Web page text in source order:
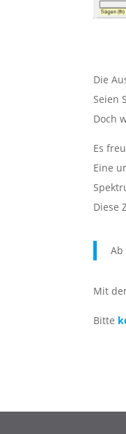
Die
Seien
Doch
Es
Eine
Diese
Mit
Bitte